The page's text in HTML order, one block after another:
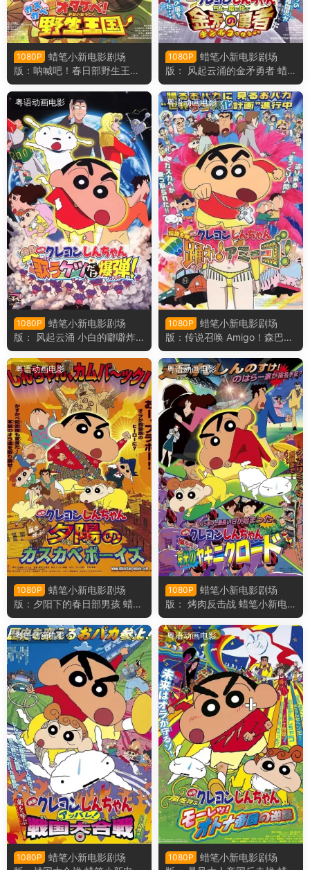
1080P
蜡笔小新电影剧场
版：呐喊吧！春日部野生王国
蜡笔小新电影剧场版17：呐
喊！春日部野生王国粤语版
1080P
蜡笔小新电影剧场
版： 风起云涌的金矛勇者 蜡
笔小新电影剧场版16： 呼风唤
雨！金矛之勇者粤语版
粤语动画电影
1080P
蜡笔小新电影剧场
版： 风起云涌 小白的噼噼炸
弹 蜡笔小新电影剧场版15：
呼风唤雨！会唱歌的屁股炸弹
粤语版
粤语动画电影
1080P
蜡笔小新电影剧场
版：传说召唤 Amigo！森巴入
侵计画 蜡笔小新电影剧场版1
4：呼唤传说！跳吧！朋友！
粤语版
粤语动画电影
1080P
蜡笔小新电影剧场
版：夕阳下的春日部男孩 蜡笔
小新电影剧场版12：呼风唤
雨！夕阳下的春日部男孩粤语
版
粤语动画电影
1080P
蜡笔小新电影剧场
版： 烤肉反击战 蜡笔小新电
影剧场版11： 呼风唤雨！光荣
的烤肉之路粤语版
粤语动画电影
1080P
蜡笔小新电影剧场
粤语动画电影
1080P
蜡笔小新电影剧场